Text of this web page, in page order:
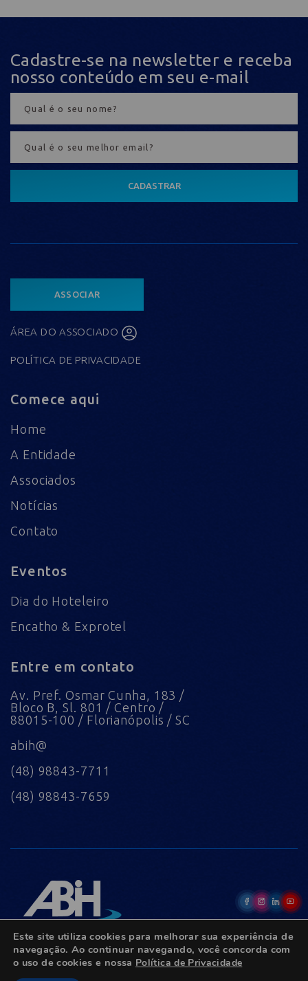
Cadastre-se na newsletter e receba
nosso conteúdo em seu e-mail
CADASTRAR
ASSOCIAR
ÁREA DO ASSOCIADO
POLÍTICA DE PRIVACIDADE
Comece aqui
Home
A Entidade
Associados
Notícias
Contato
Eventos
Dia do Hoteleiro
Encatho & Exprotel
Entre em contato
Av. Pref. Osmar Cunha, 183 /
Bloco B, Sl. 801 / Centro /
88015-100 / Florianópolis / SC
abih@
(48) 98843-7711
(48) 98843-7659
Este site utiliza cookies para melhorar sua experiência de
navegação. Ao continuar navegando, você concorda com
o uso de cookies e nossa Política de Privacidade